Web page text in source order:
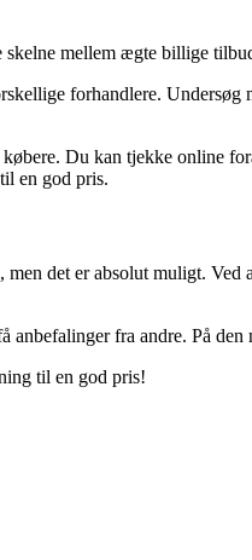
mellem ægte billige
forhandlere.
Du kan tjekke online
en god pris.
det er absolut muligt.
fra andre. På
til en god pris!